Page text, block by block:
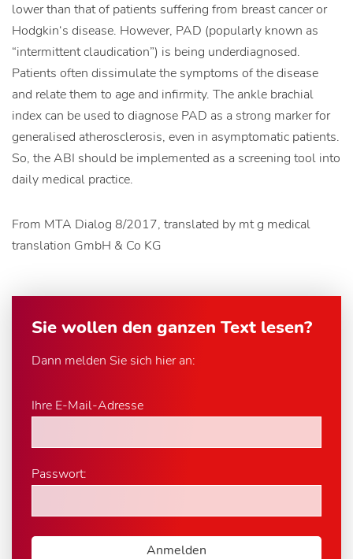
lower than that of patients suffering from breast cancer or
Hodgkin‘s disease. However, PAD (popularly known as
“intermittent claudication”) is being underdiagnosed.
Patients often dissimulate the symptoms of the disease
and relate them to age and infirmity. The ankle brachial
index can be used to diagnose PAD as a strong marker for
generalised atherosclerosis, even in asymptomatic patients.
So, the ABI should be implemented as a screening tool into
daily medical practice.
From MTA Dialog 8/2017, translated by mt g medical
translation GmbH & Co KG
Sie wollen den ganzen Text lesen?
Dann melden Sie sich hier an:
Ihre E-Mail-Adresse
Passwort: